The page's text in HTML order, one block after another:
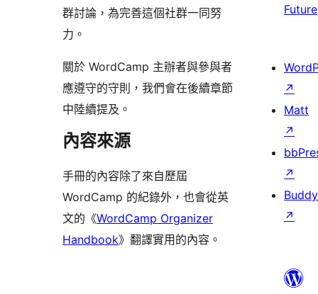
群討論，為完善這個社群一同努
力。
關於 WordCamp 主辦者與參與者
應遵守的守則，我們會在後續章節
中陸續提及。
內容來源
手冊的內容除了來自歷屆
WordCamp 的紀錄外，也會從英
文的《WordCamp Organizer
Handbook》翻譯實用的內容。
Future
↗
Matt
↗
↗
↗